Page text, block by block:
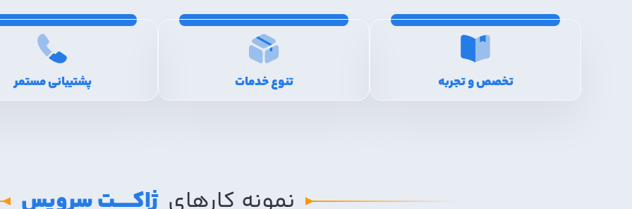
تخصص و تجربه تنوع خدمات پشتیبانی مستمر
نمونه کار‌های ژاکـــــت سرویس